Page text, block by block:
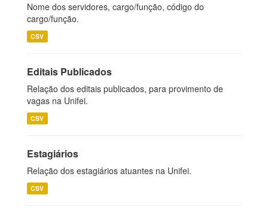
Nome dos servidores, cargo/função, código do
cargo/função.
CSV
Editais Publicados
Relação dos editais publicados, para provimento de
vagas na Unifei.
CSV
Estagiários
Relação dos estagiários atuantes na Unifei.
CSV